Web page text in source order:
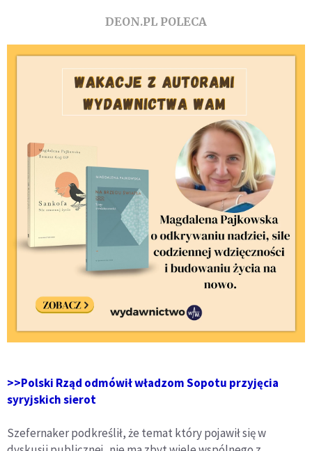
DEON.PL POLECA
>>Polski Rząd odmówił władzom Sopotu przyjęcia
syryjskich sierot
Szefernaker podkreślił, że temat który pojawił się w